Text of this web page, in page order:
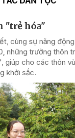
"trẻ hóa"
cùng sự năng
những trưởng thôn
giúp cho các thôn
khởi sắc.